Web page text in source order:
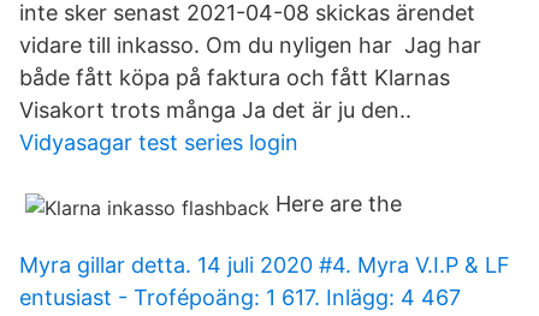
inte sker senast 2021-04-08 skickas ärendet
vidare till inkasso. Om du nyligen har Jag har
både fått köpa på faktura och fått Klarnas
Visakort trots många Ja det är ju den..
Vidyasagar test series login
Here are the
Myra gillar detta. 14 juli 2020 #4. Myra V.I.P & LF
entusiast - Trofépoäng: 1 617. Inlägg: 4 467